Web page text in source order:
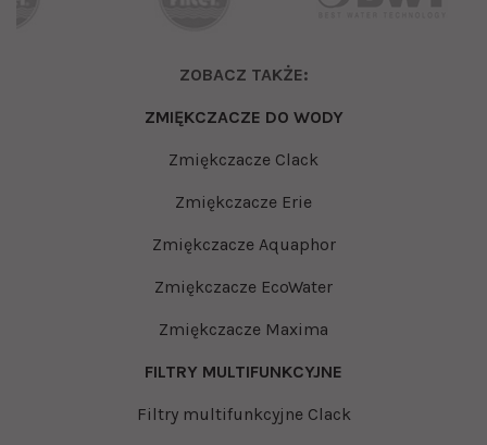
ZOBACZ TAKŻE:
ZMIĘKCZACZE DO WODY
Zmiękczacze Clack
Zmiękczacze Erie
Zmiękczacze Aquaphor
Zmiękczacze EcoWater
Zmiękczacze Maxima
FILTRY MULTIFUNKCYJNE
Filtry multifunkcyjne Clack